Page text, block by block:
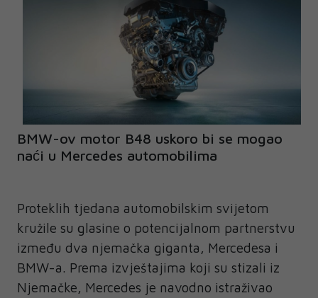
BMW-ov motor B48 uskoro bi se mogao
naći u Mercedes automobilima
Proteklih tjedana automobilskim svijetom
kružile su glasine o potencijalnom partnerstvu
između dva njemačka giganta, Mercedesa i
BMW-a. Prema izvještajima koji su stizali iz
Njemačke, Mercedes je navodno istraživao